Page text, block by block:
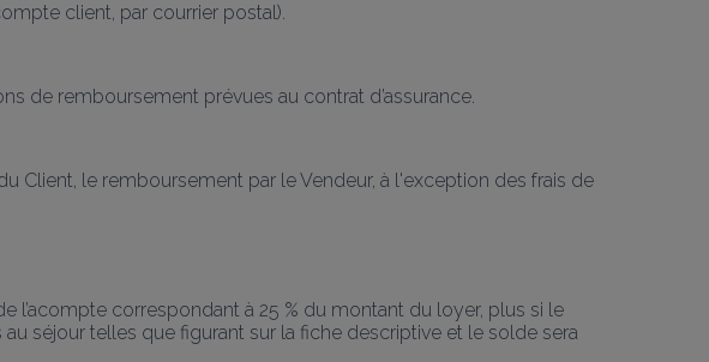
client, par courrier postal).
de remboursement prévues au contrat d’assurance.
Client, le remboursement par le Vendeur, à l'exception des frais de
l’acompte correspondant à 25 % du montant du loyer, plus si le
séjour telles que figurant sur la fiche descriptive et le solde sera